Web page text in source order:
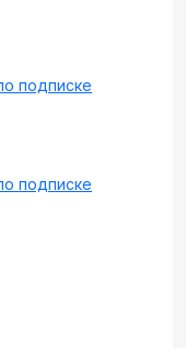
подписке
подписке